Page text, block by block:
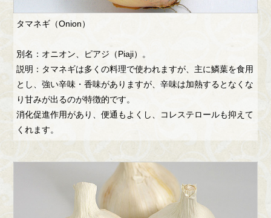
タマネギ（Onion）
別名：オニオン、ピアジ（Piaji）。
説明：タマネギは多くの料理で使われますが、主に鱗葉を食用
とし、強い辛味・香味がありますが、辛味は加熱するとなくな
り甘みが出るのが特徴的です。
消化促進作用があり、便通もよくし、コレステロールも抑えて
くれます。